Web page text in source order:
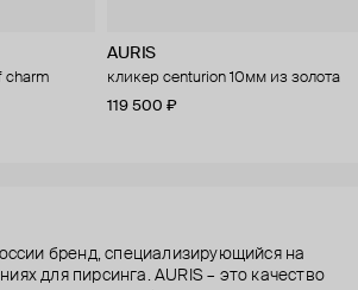
charm
AURIS
кликер centurion 10мм из золота
119 500 ₽
бренд, специализирующийся на
для пирсинга. AURIS – это качество